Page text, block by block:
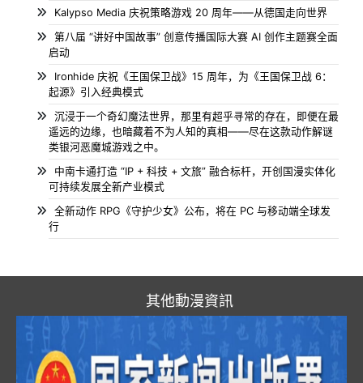
Kalypso Media 庆祝策略游戏 20 周年——从德国走向世界
第八届 “讲好中国故事” 创意传播国际大赛 AI 创作主题赛全面
启动
Ironhide 庆祝《王国保卫战》15 周年，为《王国保卫战 6：
起源》引入经典模式
沉浸于一个奇幻魔法世界，那里有超乎寻常的存在，即便在最
遥远的边缘，也暗藏着不为人知的真相——尽在这款动作解谜
类银河恶魔城游戏之中。
中南卡通打造 “IP + 科技 + 文旅” 融合标杆，开创国漫实体化
可持续发展全新产业模式
全新动作 RPG《守护少女》公布，将在 PC 与移动端全球发
行
其他動漫資訊